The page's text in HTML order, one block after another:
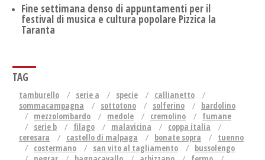
Fine settimana denso di appuntamenti per il
festival di musica e cultura popolare Pizzica la
Taranta
TAG
tamburello serie a specie
callianetto
sommacampagna
sottotono solferino
bardolino
mezzolombardo
medole cremolino
fumane
serie b
filago malavicina
coppa italia
ceresara
castello di malpaga bonate sopra
tuenno
costermano
san vito al tagliamento
bussolengo